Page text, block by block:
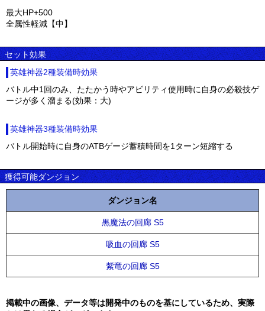
最大HP+500
全属性軽減【中】
セット効果
英雄神器2種装備時効果
バトル中1回のみ、たたかう時やアビリティ使用時に自身の必殺技ゲ
ージが多く溜まる(効果：大)
英雄神器3種装備時効果
バトル開始時に自身のATBゲージ蓄積時間を1ターン短縮する
獲得可能ダンジョン
ダンジョン名
黒魔法の回廊 S5
吸血の回廊 S5
紫竜の回廊 S5
掲載中の画像、データ等は開発中のものを基にしているため、実際